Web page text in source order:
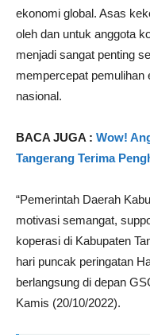
ekonomi global. Asas
oleh dan untuk anggota
menjadi sangat penting
mempercepat pemulihan
nasional.
BACA JUGA : Wow!
Tangerang Terima
“Pemerintah Daerah
motivasi semangat,
koperasi di Kabupaten
hari puncak peringatan
berlangsung di depan
Kamis (20/10/2022).